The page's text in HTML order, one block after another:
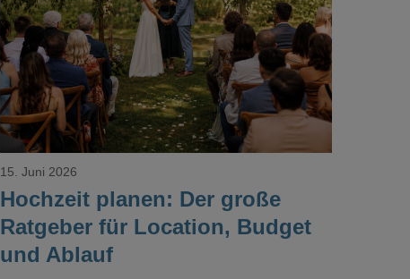
Loading...
Hochzeit planen: Der große
Ratgeber für Location, Budget
und Ablauf
15. Juni 2026